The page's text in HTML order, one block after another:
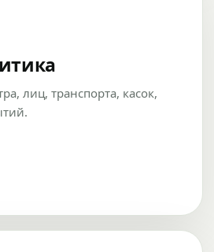
лиц, транспорта, касок,